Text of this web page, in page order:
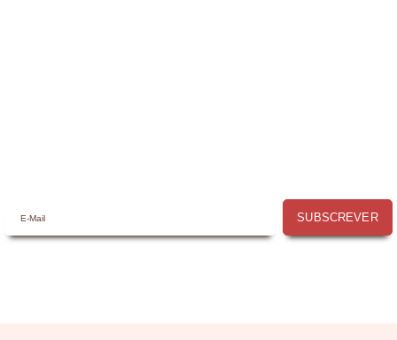
SUBSCREVER